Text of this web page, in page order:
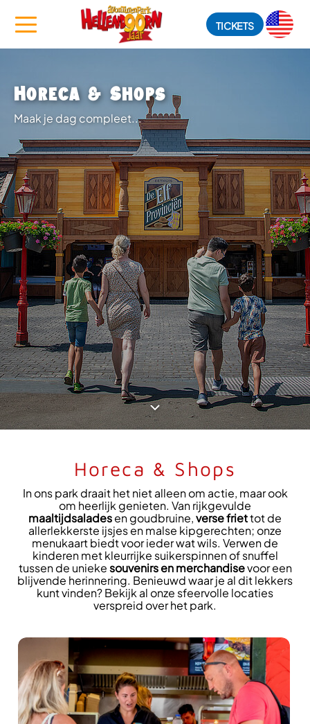
TICKETS
Horeca & Shops
Maak je dag compleet...
Horeca & Shops
In ons park draait het niet alleen om actie, maar ook
om heerlijk genieten. Van rijkgevulde
maaltijdsaladesen goudbruine,verse friettot de
allerlekkerste ijsjes en malse kipgerechten; onze
menukaart biedt voor ieder wat wils. Verwen de
kinderen met kleurrijke suikerspinnen of snuffel
tussen de uniekesouvenirs en merchandisevoor een
blijvende herinnering. Benieuwd waar je al dit lekkers
kunt vinden? Bekijk al onze sfeervolle locaties
verspreid over het park.